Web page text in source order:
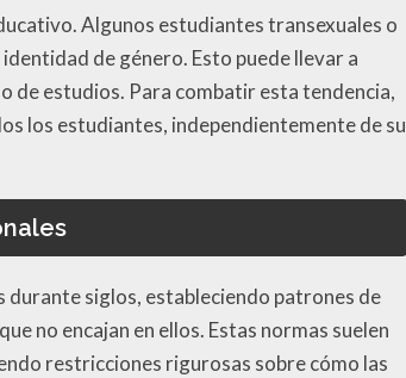
Algunos estudiantes transexuales o
de género. Esto puede llevar a
de estudios. Para combatir esta tendencia,
los estudiantes, independientemente de su
durante siglos, estableciendo patrones de
no encajan en ellos. Estas normas suelen
restricciones rigurosas sobre cómo las